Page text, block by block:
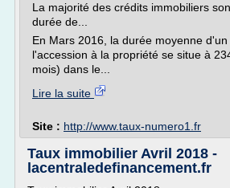
La majorité des crédits immobiliers
durée de...
En Mars 2016, la durée moyenne
l'accession à la propriété se situe à
mois) dans le...
Lire la suite
Site : http://www.taux-numero1.fr
Taux immobilier Avril 2018 -
lacentraledefinancement.fr